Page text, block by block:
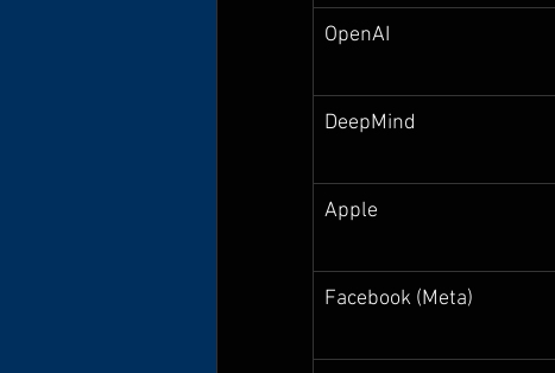
OpenAI
DeepMind
Apple
Facebook (Meta)